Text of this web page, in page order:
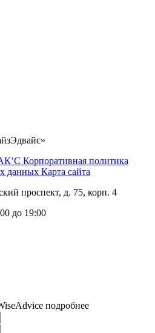
Корпоративная политика
данных Карта сайта
проспект, д. 75, корп. 4
до 19:00
подробнее